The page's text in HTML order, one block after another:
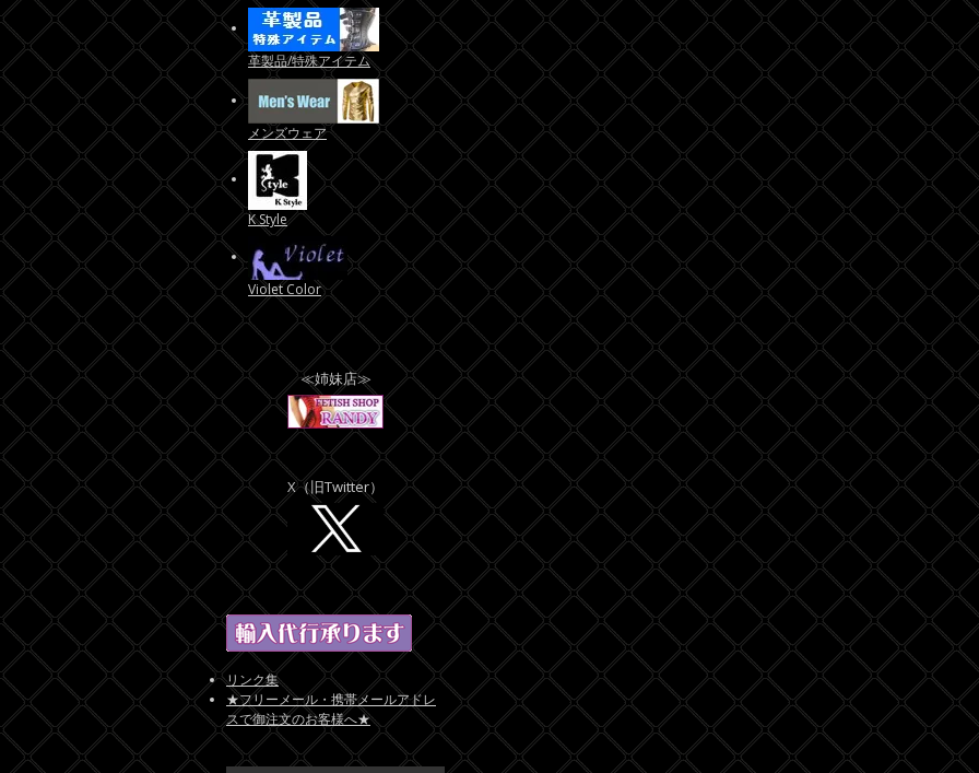
革製品/特殊アイテム
メンズウェア
K Style
Violet Color
≪姉妹店≫
X（旧Twitter）
リンク集
★フリーメール・携帯メールアドレ
スで御注文のお客様へ★